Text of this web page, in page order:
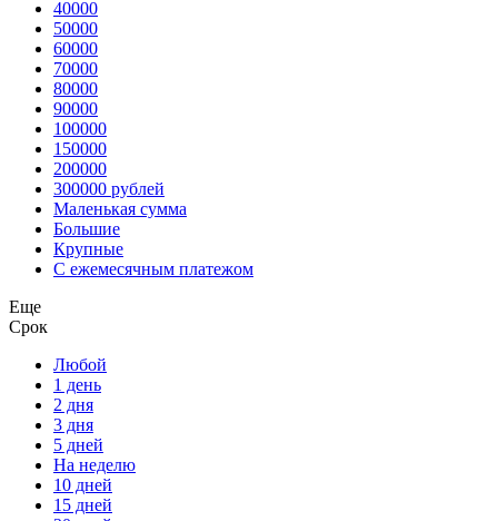
40000
50000
60000
70000
80000
90000
100000
150000
200000
300000 рублей
Маленькая сумма
Большие
Крупные
С ежемесячным платежом
Еще
Срок
Любой
1 день
2 дня
3 дня
5 дней
На неделю
10 дней
15 дней